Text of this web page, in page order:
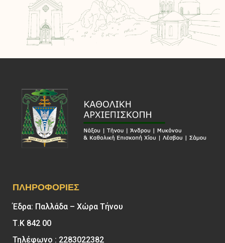
ΠΛΗΡΟΦΟΡΊΕΣ
Έδρα: Παλλάδα – Χώρα Τήνου
Τ.Κ 842 00
Τηλέφωνο : 2283022382